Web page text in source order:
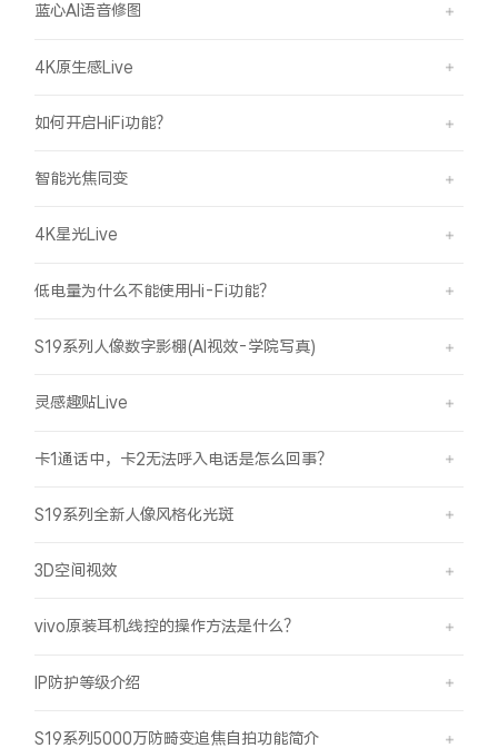
蓝心AI语音修图
4K原生感Live
如何开启HiFi功能？
智能光焦同变
4K星光Live
低电量为什么不能使用Hi-Fi功能？
S19系列人像数字影棚(AI视效-学院写真)
灵感趣贴Live
卡1通话中，卡2无法呼入电话是怎么回事？
S19系列全新人像风格化光斑
3D空间视效
vivo原装耳机线控的操作方法是什么？
IP防护等级介绍
S19系列5000万防畸变追焦自拍功能简介